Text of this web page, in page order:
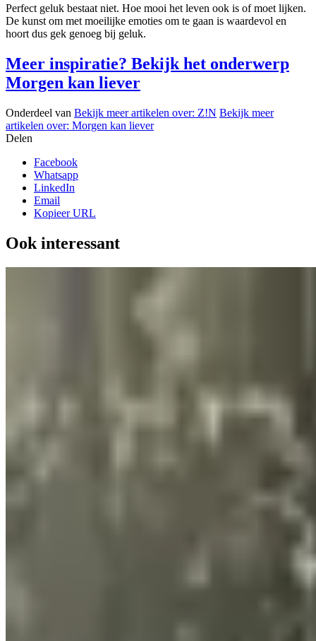
Perfect geluk bestaat niet. Hoe mooi het leven ook is of moet lijken.
De kunst om met moeilijke emoties om te gaan is waardevol en
hoort dus gek genoeg bij geluk.
Meer inspiratie? Bekijk het onderwerp
Morgen kan liever
Onderdeel van Bekijk meer artikelen over: Z!N Bekijk meer
artikelen over: Morgen kan liever
Delen
Facebook
Whatsapp
LinkedIn
Email
Kopieer URL
Ook interessant